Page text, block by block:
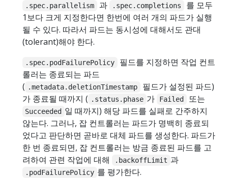
.spec.parallelism 과 .spec.completions
를 모두
1보다 크게 지정한다면 한번에 여러 개의 파드가 실행
될 수 있다. 따라서 파드는 동시성에 대해서도 관대
(tolerant)해야 한다.
.spec.podFailurePolicy
필드를 지정하면 작업 컨트
롤러는 종료되는 파드
( .metadata.deletionTimestamp
필드가 설정된 파드)
가 종료될 때까지 ( .status.phase 가 Failed 또는
Succeeded 일 때까지) 해당 파드를 실패로 간주하지
않는다. 그러나, 잡 컨트롤러는 파드가 명백히 종료되
었다고 판단하면 곧바로 대체 파드를 생성한다. 파드가
한 번 종료되면, 잡 컨트롤러는 방금 종료된 파드를 고
려하여 관련 작업에 대해
.backoffLimit 과
.podFailurePolicy 를 평가한다.